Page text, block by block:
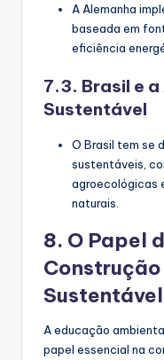
A Alemanha
baseada em
eficiência
7.3. Brasil e
Sustentável
O Brasil tem se
sustentáveis,
agroecológicas
naturais.
8. O Papel
Sustentável
A educação
papel essencial na